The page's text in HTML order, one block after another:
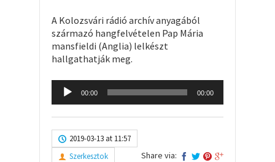
A Kolozsvári rádió archív anyagából
származó hangfelvételen Pap Mária
mansfieldi (Anglia) lelkészt
hallgathatják meg.
Audio
Player
00:00 00:00
2019-03-13 at 11:57
Szerkesztok
Share via: